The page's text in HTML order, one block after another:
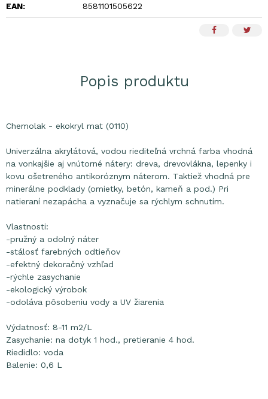
EAN: 8581101505622
Popis produktu
Chemolak - ekokryl mat (0110)
Univerzálna akrylátová, vodou riediteľná vrchná farba vhodná
na vonkajšie aj vnútorné nátery: dreva, drevovlákna, lepenky i
kovu ošetreného antikoróznym náterom. Taktiež vhodná pre
minerálne podklady (omietky, betón, kameň a pod.) Pri
natieraní nezapácha a vyznačuje sa rýchlym schnutím.
Vlastnosti:
-pružný a odolný náter
-stálosť farebných odtieňov
-efektný dekoračný vzhľad
-rýchle zasychanie
-ekologický výrobok
-odoláva pôsobeniu vody a UV žiarenia
Výdatnosť: 8-11 m2/L
Zasychanie: na dotyk 1 hod., pretieranie 4 hod.
Riedidlo: voda
Balenie: 0,6 L